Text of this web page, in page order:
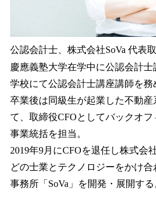
公認会計士、株式会社SoVa 代表
慶應義塾大学在学中に公認会計
学校にて公認会計士講座講師を務
卒業後は同級生が起業した不動産
て、取締役CFOとしてバックオ
事業統括を担当。
2019年9月にCFOを退任し株式会
どの士業とテクノロジーをかけ
事務所「SoVa」を開発・展開する